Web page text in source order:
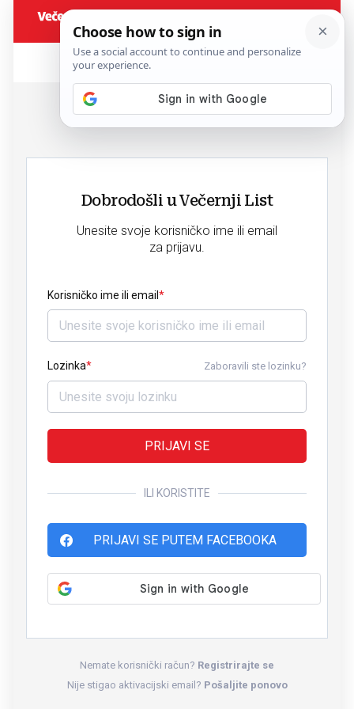
Dobrodošli u Večernji List
Unesite svoje korisničko ime ili email
za prijavu.
Korisničko ime ili email
Lozinka Zaboravili ste lozinku?
PRIJAVI SE
ILI KORISTITE
PRIJAVI SE PUTEM FACEBOOKA
Nemate korisnički račun? Registrirajte se
Nije stigao aktivacijski email? Pošaljite ponovo